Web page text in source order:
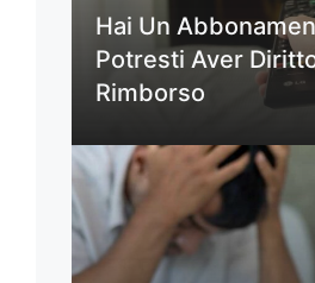
Hai Un
Potresti Aver
Rimborso